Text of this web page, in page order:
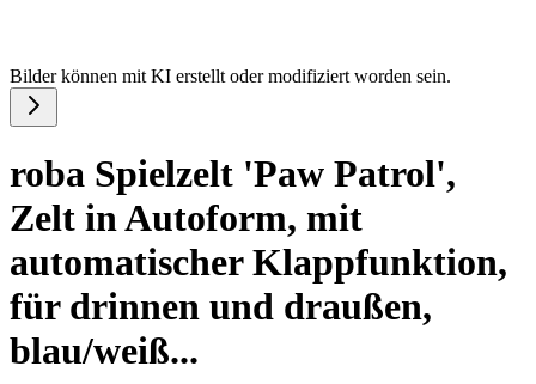
Bilder können mit KI erstellt oder modifiziert worden sein.
roba Spielzelt 'Paw Patrol',
Zelt in Autoform, mit
automatischer Klappfunktion,
für drinnen und draußen,
blau/weiß...